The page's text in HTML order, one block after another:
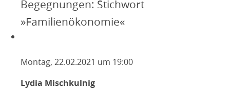
Begegnungen: Stichwort
»Familienökonomie«
Montag, 22.02.2021 um 19:00
Lydia Mischkulnig